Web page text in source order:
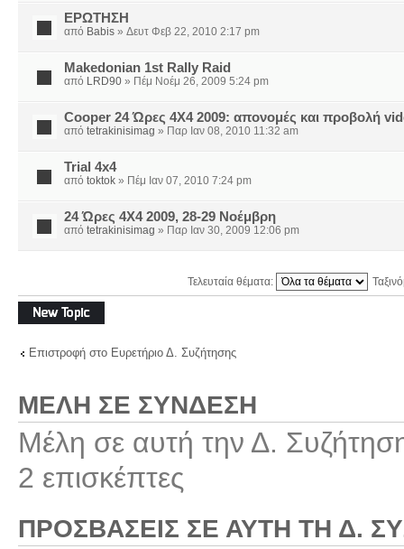
ΕΡΩΤΗΣΗ
από Babis » Δευτ Φεβ 22, 2010 2:17 pm
Makedonian 1st Rally Raid
από LRD90 » Πέμ Νοέμ 26, 2009 5:24 pm
Cooper 24 Ώρες 4Χ4 2009: απονομές και προβολή
από tetrakinisimag » Παρ Ιαν 08, 2010 11:32 am
Trial 4x4
από toktok » Πέμ Ιαν 07, 2010 7:24 pm
24 Ώρες 4Χ4 2009, 28-29 Νοέμβρη
από tetrakinisimag » Παρ Ιαν 30, 2009 12:06 pm
Τελευταία θέματα:
Δημιουργία νέου
θέματος
Επιστροφή στο Ευρετήριο Δ. Συζήτησης
ΜΈΛΗ ΣΕ ΣΎΝΔΕΣΗ
Μέλη σε αυτή την Δ.
2 επισκέπτες
ΠΡΟΣΒΆΣΕΙΣ ΣΕ ΑΥΤΉ ΤΗ Δ.